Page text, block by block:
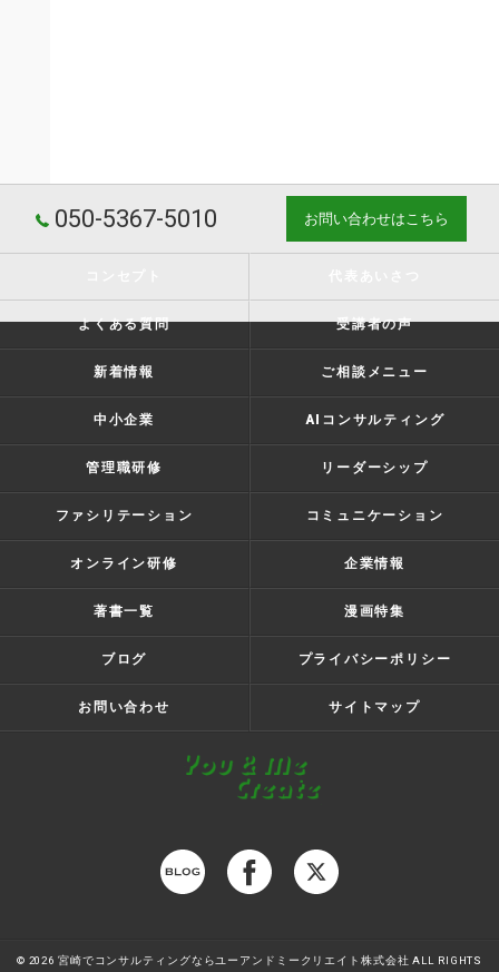
050-5367-5010 お問い合わせはこちら
よくある質問 受講者の声
新着情報 ご相談メニュー
中小企業 AIコンサルティング
管理職研修 リーダーシップ
ファシリテーション コミュニケーション
オンライン研修 企業情報
著書一覧 漫画特集
ブログ プライバシーポリシー
お問い合わせ サイトマップ
© 2026 宮崎でコンサルティングならユーアンドミークリエイト株式会社 ALL RIGHTS